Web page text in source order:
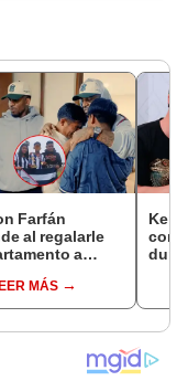
Farfán
al regalarle
a
hago de
MÁS
dura